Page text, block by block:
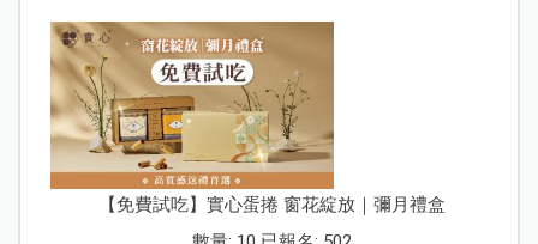
【免費試吃】實心蛋捲 窗花綻放｜彌月禮盒